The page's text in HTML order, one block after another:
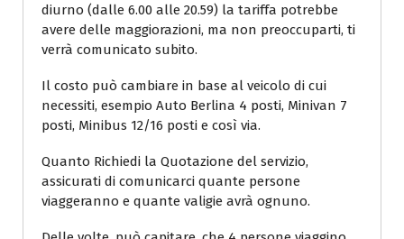
diurno (dalle 6.00 alle 20.59) la tariffa potrebbe
avere delle maggiorazioni, ma non preoccuparti, ti
verrà comunicato subito.
Il costo può cambiare in base al veicolo di cui
necessiti, esempio Auto Berlina 4 posti, Minivan 7
posti, Minibus 12/16 posti e così via.
Quanto Richiedi la Quotazione del servizio,
assicurati di comunicarci quante persone
viaggeranno e quante valigie avrà ognuno.